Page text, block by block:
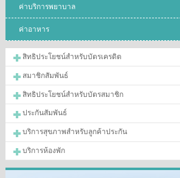
ค่าบริการพยาบาล
ค่าอาหาร
สิทธิประโยชน์สำหรับบัตรเครดิต
สมาชิกสัมพันธ์
สิทธิประโยชน์สำหรับบัตรสมาชิก
ประกันสัมพันธ์
บริการสุขภาพสำหรับลูกค้าประกัน
บริการห้องพัก